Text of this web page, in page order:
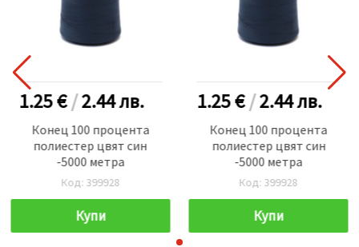
1.25 €/2.44лв.
Конец 100 процента
полиестер цвят син
-5000 метра
Код: 399928
Купи
1.25 €/2.44лв.
Конец 100 процента
полиестер цвят син
-5000 метра
Код: 399928
Купи